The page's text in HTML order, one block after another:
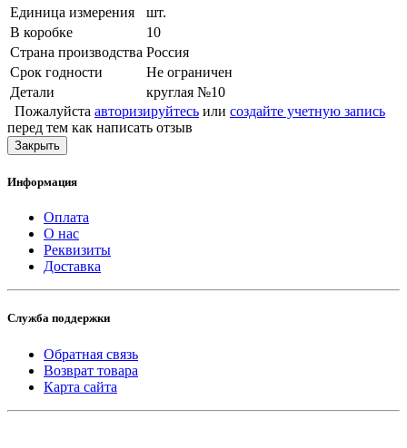
Единица измерения
шт.
В коробке
10
Страна производства Россия
Срок годности
Не ограничен
Детали
круглая №10
Пожалуйста авторизируйтесь или создайте учетную запись
перед тем как написать отзыв
Закрыть
Информация
Оплата
О нас
Реквизиты
Доставка
Служба поддержки
Обратная связь
Возврат товара
Карта сайта